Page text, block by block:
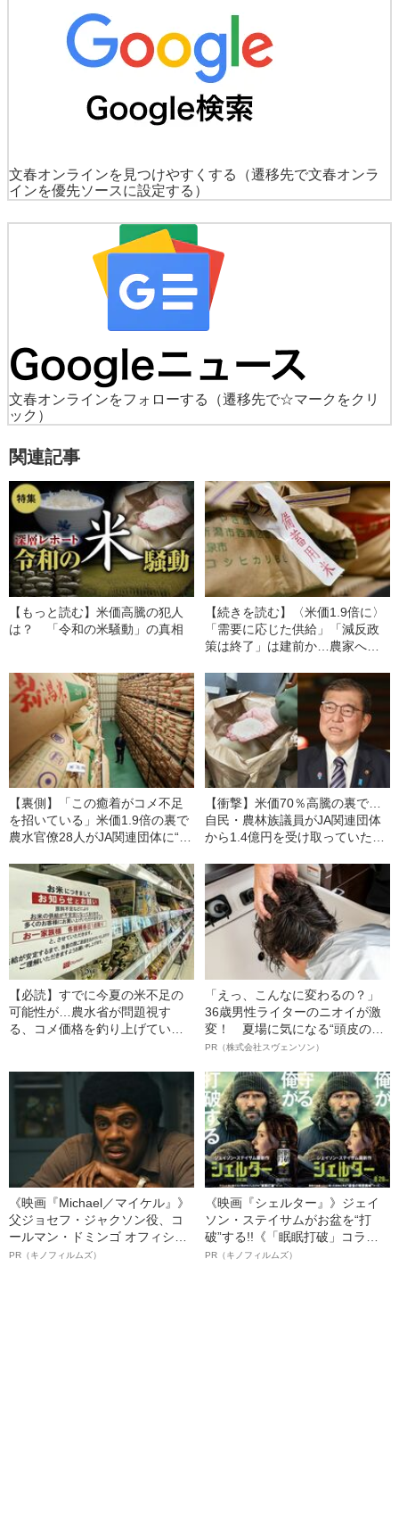
文春オンラインを見つけやすくする
（遷移先で文春オンラ
インを優先ソースに設定する）
文春オンラインをフォローする
（遷移先で☆マークをクリ
ック）
関連記事
【もっと読む】米価高騰の犯人
は？ 「令和の米騒動」の真相
【続きを読む】〈米価1.9倍に〉
「需要に応じた供給」「減反政
策は終了」は建前か…農家への
嘘”《独自入手》
【裏側】「この癒着がコメ不足
を招いている」米価1.9倍の裏で
農水官僚28人がJA関連団体に“天
【衝撃】米価70％高騰の裏で…
自民・農林族議員がJA関連団体
から1.4億円を受け取っていた
【必読】すでに今夏の米不足の
可能性が…農水省が問題視す
る、コメ価格を釣り上げてい
「えっ、こんなに変わるの？」
36歳男性ライターのニオイが激
変！ 夏場に気になる“頭皮のニ
オイ”や“ベタつき”を解消す
ト”が生み出した徹底ケアとは
PR（株式会社スヴェンソン）
《映画『Michael／マイケル』》
父ジョセフ・ジャクソン役、コ
ールマン・ドミンゴ オフィシャ
ルインタビュー“観客を魅了した
PR（キノフィルムズ）
《映画『シェルター』》ジェイ
ソン・ステイサムがお盆を“打
破”する!!《「眠眠打破」コラ
ボ》
PR（キノフィルムズ）